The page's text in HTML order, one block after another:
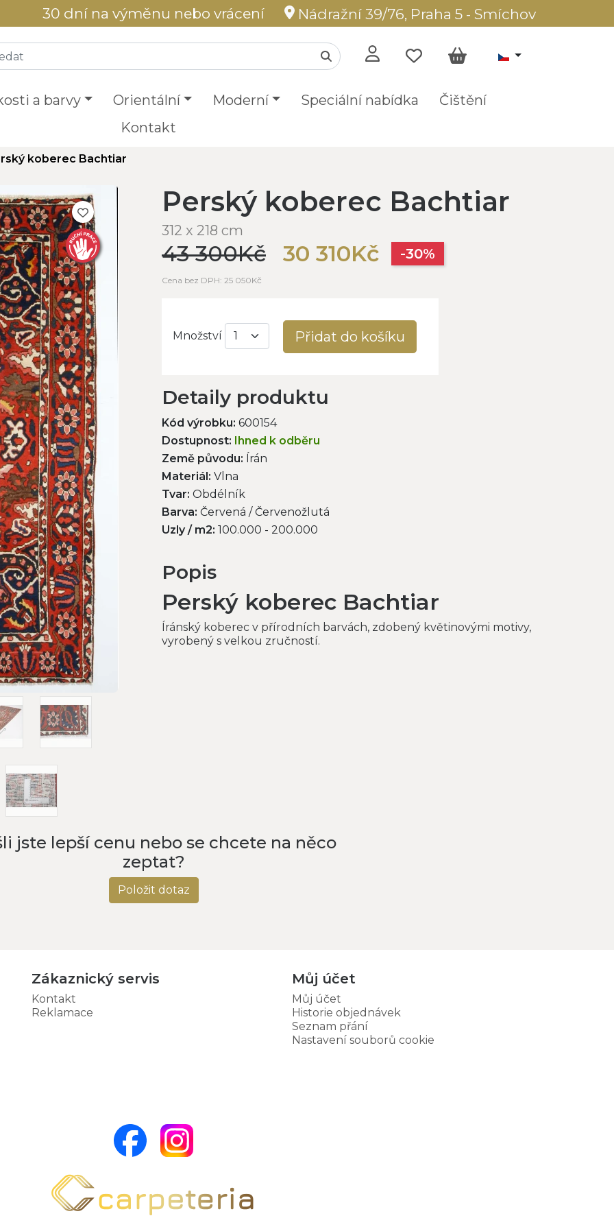
30 dní na výměnu nebo vrácení Nádražní 39/76, Praha 5 - Smíchov
a barvy Orientální Moderní Speciální nabídka
Čištění
Kontakt
koberec Bachtiar
Perský koberec Bachtiar
312 x 218 cm
43 300Kč 30 310Kč -30%
Cena bez DPH: 25 050Kč
Množství Přidat do košíku
Detaily produktu
Kód výrobku: 600154
Dostupnost:
Ihned k odběru
Země původu: Írán
Materiál: Vlna
Tvar: Obdélník
Barva: Červená / Červenožlutá
Uzly / m2: 100.000 - 200.000
Popis
Perský koberec Bachtiar
Íránský koberec v přírodních barvách, zdobený květinovými motivy,
vyrobený s velkou zručností.
jste lepší cenu nebo se chcete na něco
zeptat?
Položit dotaz
Zákaznický servis
Kontakt
Reklamace
Můj účet
Můj účet
Historie objednávek
Seznam přání
Nastavení souborů cookie